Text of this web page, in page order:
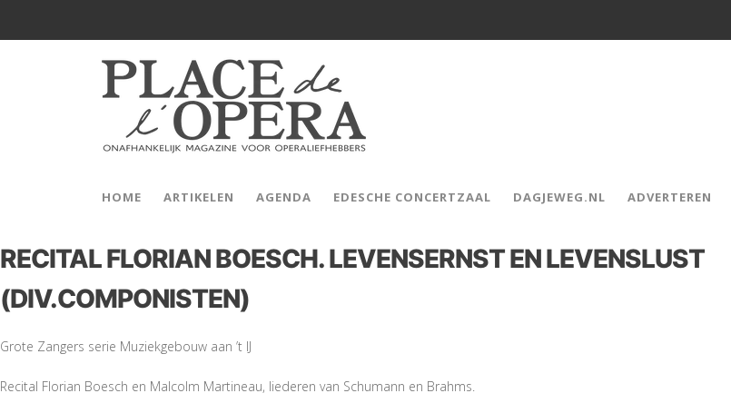
HOME ARTIKELEN AGENDA EDESCHE CONCERTZAAL DAGJEWEG.NL ADVERTEREN
RECITAL FLORIAN BOESCH. LEVENSERNST EN LEVENSLUST
(DIV.COMPONISTEN)
Grote Zangers serie Muziekgebouw aan ’t IJ
Recital Florian Boesch en Malcolm Martineau, liederen van Schumann en Brahms.